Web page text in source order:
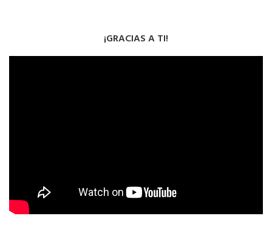
¡GRACIAS A TI!